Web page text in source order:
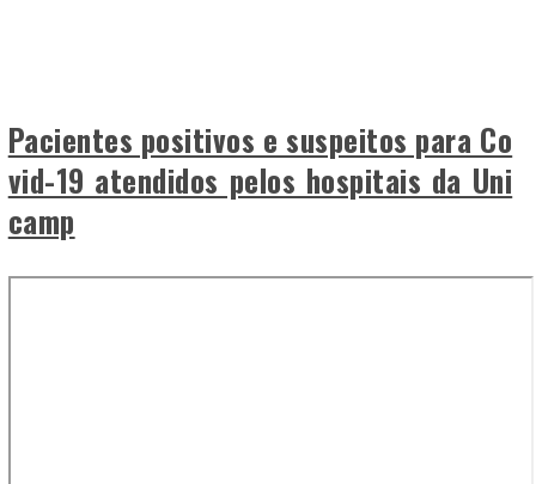
Pacientes positivos e suspeitos para Co
vid-19 atendidos pelos hospitais da Uni
camp